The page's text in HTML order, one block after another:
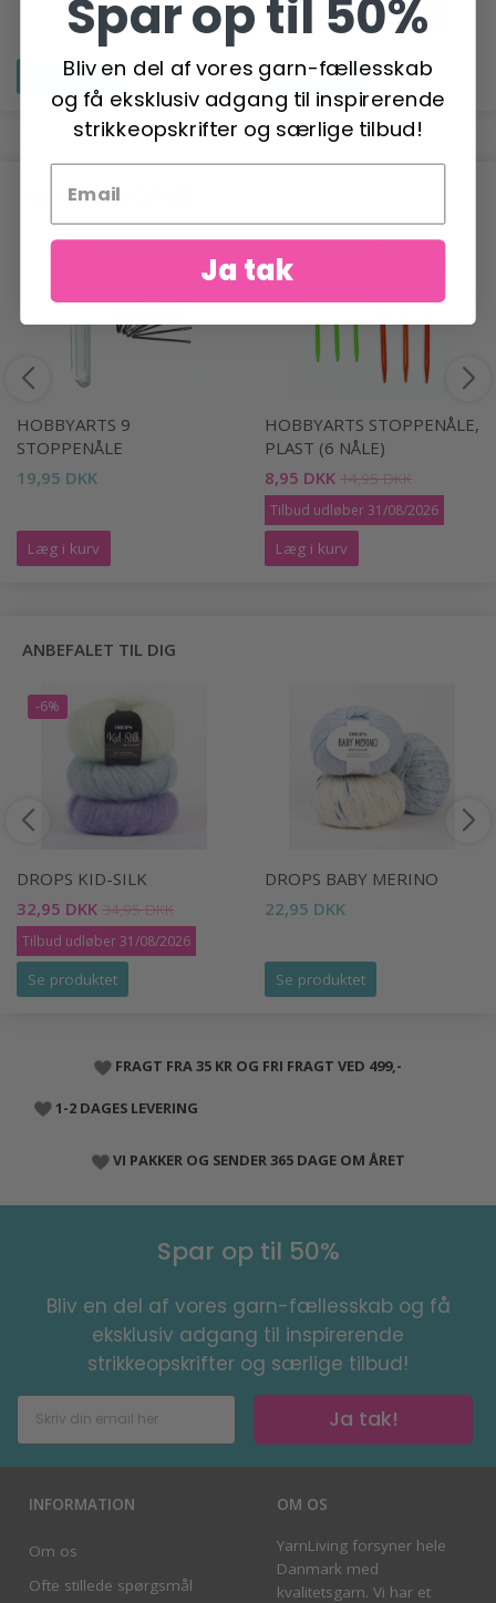
Se produktet
Tilbud udløber 31/08/2026
Se produktet
ANDRE HAR OGSÅ SET
HOBBYARTS 9
STOPPENÅLE
19,95 DKK
Læg i kurv
HOBBYARTS STOPPENÅLE,
PLAST (6 NÅLE)
8,95 DKK 14,95 DKK
Tilbud udløber 31/08/2026
Læg i kurv
ANBEFALET TIL DIG
-6%
DROPS KID-SILK
32,95 DKK 34,95 DKK
Tilbud udløber 31/08/2026
Se produktet
DROPS BABY MERINO
22,95 DKK
Se produktet
FRAGT FRA 35 KR OG FRI FRAGT VED 499,-
1-2 DAGES LEVERING
VI PAKKER OG SENDER 365 DAGE OM ÅRET
Spar op til 50%
Bliv en del af vores garn-fællesskab og få
eksklusiv adgang til inspirerende
strikkeopskrifter og særlige tilbud!
Ja tak!
INFORMATION
Om os
Ofte stillede spørgsmål
OM OS
YarnLiving forsyner hele
Danmark med
kvalitetsgarn. Vi har et
Spar op til 50%
Bliv en del af vores garn-fællesskab
og få eksklusiv adgang til inspirerende
strikkeopskrifter og særlige tilbud!
Ja tak